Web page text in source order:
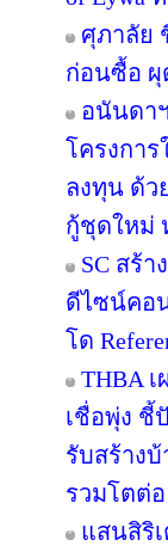
ศุภาลัย
ก่อนซื้อ ผุ
อนันดา
โครงกา
ลงทุน ด้ว
กู้ชุดใหม่
SC สร้
ดีไซน์คอ
โด
THBA
เชื่อพุ่ง ชี้
รับสร้าง
รวมโตต่
แสนสิริ